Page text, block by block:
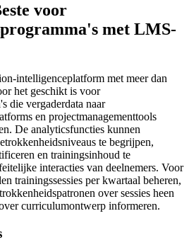
voor
met LMS-
intelligenceplatform met meer dan
het geschikt is voor
die vergaderdata naar
en projectmanagementtools
De analyticsfuncties kunnen
te begrijpen,
en trainingsinhoud te
interacties van deelnemers. Voor
trainingssessies per kwartaal beheren,
over sessies heen
curriculumontwerp informeren.